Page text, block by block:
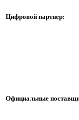
Цифровой партнер:
Официальные